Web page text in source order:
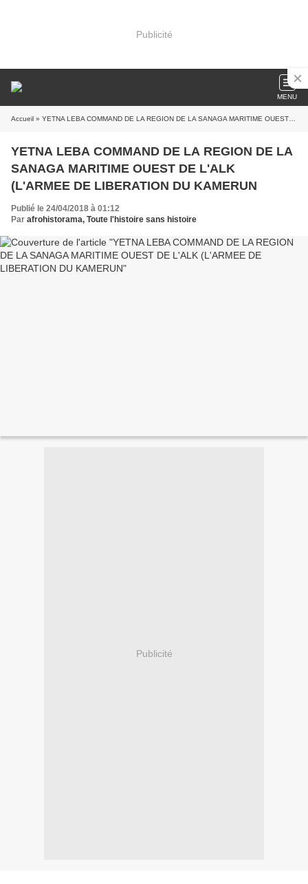
Publicité
MENU
Accueil » YETNA LEBA COMMAND DE LA REGION DE LA SANAGA MARITIME OUEST DE L'ALK (L'ARMEE DE LIBERATION DU KAMERUN
YETNA LEBA COMMAND DE LA REGION DE LA
SANAGA MARITIME OUEST DE L'ALK
(L'ARMEE DE LIBERATION DU KAMERUN
Publié le 24/04/2018 à 01:12
Par afrohistorama, Toute l'histoire sans histoire
Publicité